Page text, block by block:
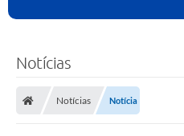
Notícias
Notícias Notícia